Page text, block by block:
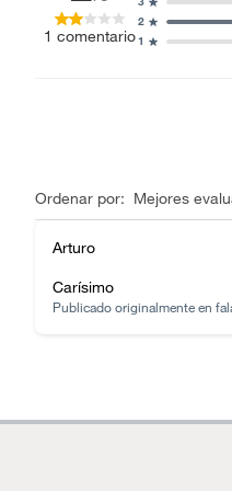
1 comentario1
2
Ordenar por: Mejores
Arturo
Carísimo
Publicado originalmente en